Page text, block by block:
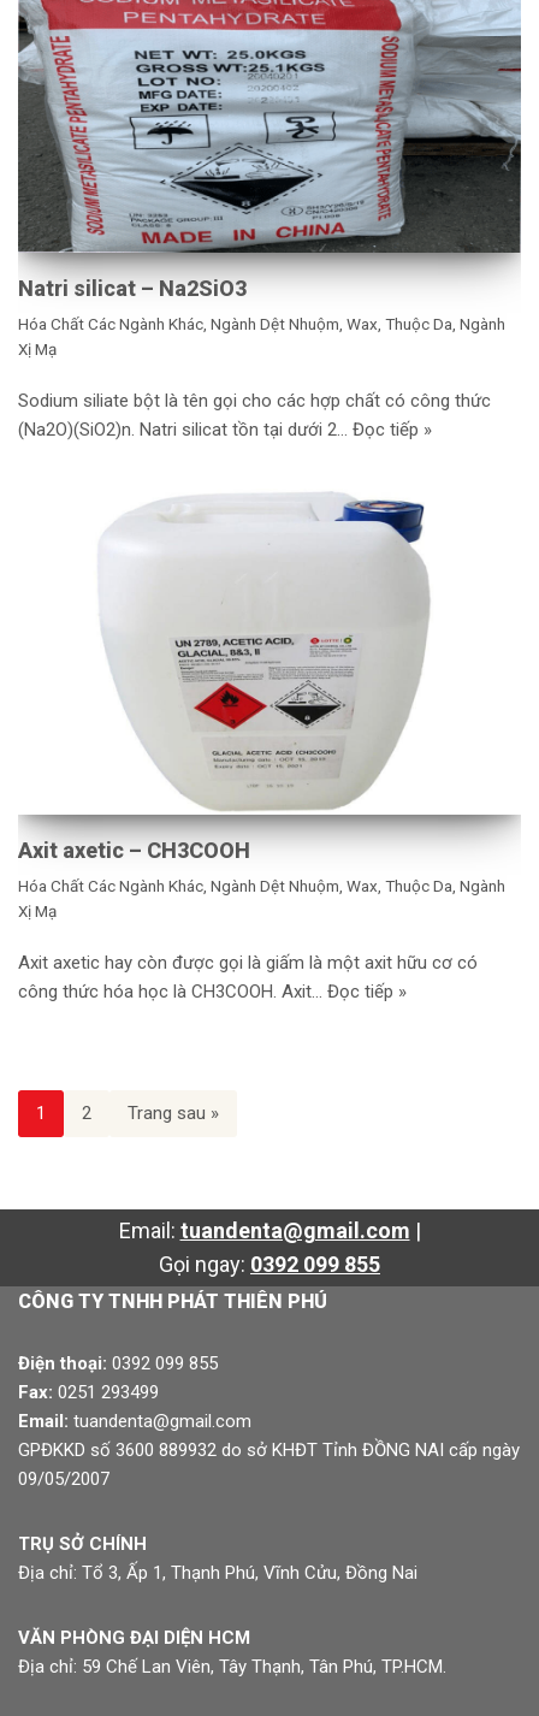
Natri silicat – Na2SiO3
Hóa Chất Các Ngành Khác Ngành Dệt Nhuộm, Wax, Thuộc Da Ngành
Xị Mạ
Sodium siliate bột là tên gọi cho các hợp chất có công thức
(Na2O)(SiO2)n. Natri silicat tồn tại dưới 2… Đọc tiếp »
Axit axetic – CH3COOH
Hóa Chất Các Ngành Khác, Ngành Dệt Nhuộm, Wax, Thuộc Da, Ngành
Xị Mạ
Axit axetic hay còn được gọi là giấm là một axit hữu cơ có
công thức hóa học là CH3COOH. Axit… Đọc tiếp »
1 2 Trang sau »
Email: tuandenta@gmail.com |
Gọi ngay: 0392 099 855
CÔNG TY TNHH PHÁT THIÊN PHÚ
Điện thoại: 0392 099 855
Fax: 0251 293499
Email: tuandenta@gmail.com
GPĐKKD số 3600 889932 do sở KHĐT Tỉnh ĐỒNG NAI cấp ngày
09/05/2007
TRỤ SỞ CHÍNH
Địa chỉ: Tổ 3, Ấp 1, Thạnh Phú, Vĩnh Cửu, Đồng Nai
VĂN PHÒNG ĐẠI DIỆN HCM
Địa chỉ: 59 Chế Lan Viên, Tây Thạnh, Tân Phú, TP.HCM.